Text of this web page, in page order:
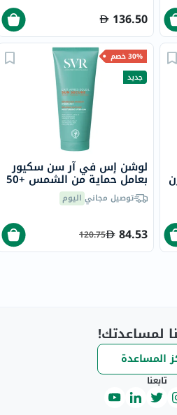
136.50
30% خصم
جديد
لوشن إس في آر سن سكيور
بعامل حماية من الشمس +50
ل بعد التعرض للشمس، مرمم
و مهدئ - 200 مل
توصيل مجاني اليوم
84.53
120.75
لمساعدتك!
المساعدة
تابعنا